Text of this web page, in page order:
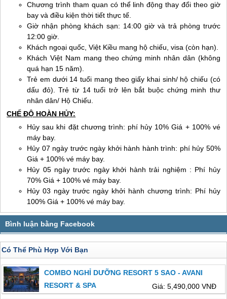
Chương trình tham quan có thể linh động thay đổi theo giờ
bay và điều kiện thời tiết thực tế.
Giờ nhận phòng khách sạn: 14:00 giờ và trả phòng trước
12:00 giờ.
Khách ngoại quốc, Việt Kiều mang hộ chiếu, visa (còn hạn).
Khách Việt Nam mang theo chứng minh nhân dân (không
quá hạn 15 năm).
Trẻ em dưới 14 tuổi mang theo giấy khai sinh/ hộ chiếu (có
dấu đỏ). Trẻ từ 14 tuổi trở lên bắt buộc chứng minh thư
nhân dân/ Hộ Chiếu.
CHẾ ĐỘ HOÀN HỦY:
Hủy sau khi đặt chương trình: phí hủy 10% Giá + 100% vé
máy bay.
Hủy 07 ngày trước ngày khởi hành hành trình: phí hủy 50%
Giá + 100% vé máy bay.
Hủy 05 ngày trước ngày khởi hành trải nghiệm : Phí hủy
70% Giá + 100% vé máy bay.
Hủy 03 ngày trước ngày khởi hành chương trình: Phí hủy
100% Giá + 100% vé máy bay.
Có Thể Phù Hợp Với Bạn
COMBO NGHỈ DƯỠNG RESORT 5 SAO - AVANI
RESORT & SPA
Giá: 5,490,000 VNĐ